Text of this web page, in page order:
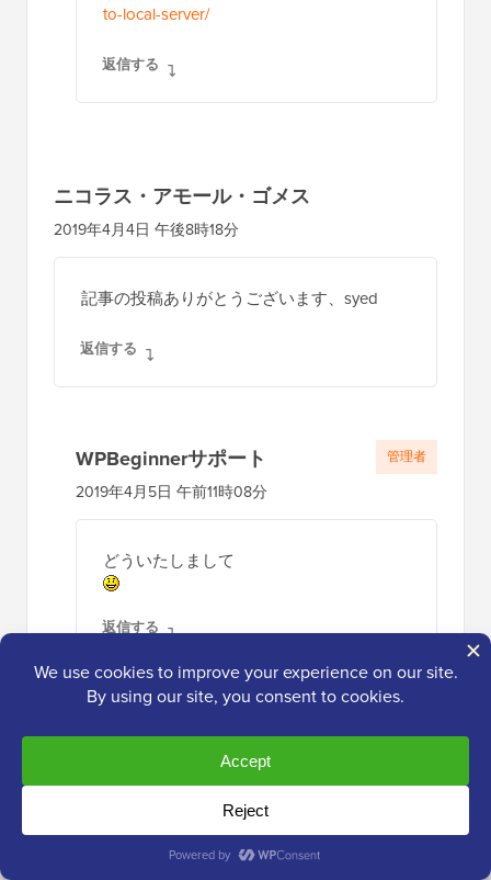
to-local-server/
返信する
ニコラス・アモール・ゴメス
2019年4月4日 午後8時18分
記事の投稿ありがとうございます、syed
返信する
WPBeginnerサポート
2019年4月5日 午前11時08分
どういたしまして
返信する
管理者
アデワレ・ムダシル
2019年4月4日 午後5時20分